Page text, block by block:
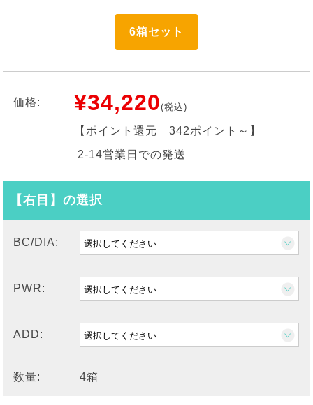
6箱セット
価格: ¥34,220(税込)
【ポイント還元342ポイント～ 】
2-14営業日での発送
【右目】の選択
BC/DIA:
PWR:
ADD:
数量: 4箱